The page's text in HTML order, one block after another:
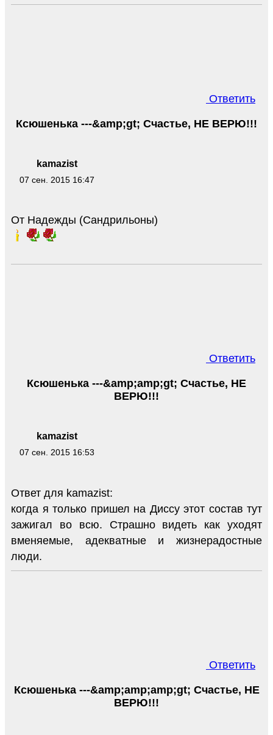
Ответить
kamazist
07 сен. 2015 16:47
Ксюшенька ---&amp;gt; Счастье, НЕ ВЕРЮ!!!
От Надежды (Сандрильоны)
Ответить
kamazist
07 сен. 2015 16:53
Ксюшенька ---&amp;amp;gt; Счастье, НЕ
ВЕРЮ!!!
Ответ для kamazist:
когда я только пришел на Диссу этот состав тут
зажигал во всю. Страшно видеть как уходят
вменяемые, адекватные и жизнерадостные
люди.
Ответить
Ксюшенька ---&amp;amp;amp;gt; Счастье, НЕ
ВЕРЮ!!!